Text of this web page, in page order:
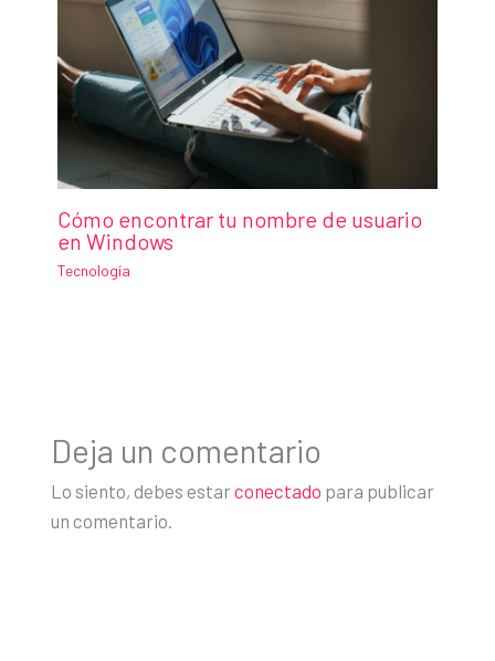
Cómo encontrar tu nombre de usuario
en Windows
Tecnología
Deja un comentario
Lo siento, debes estarconectado para publicar
un comentario.